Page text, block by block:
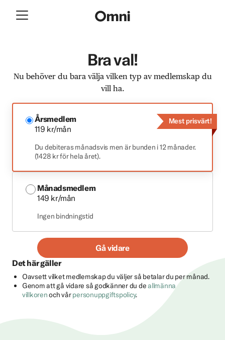
Bra val!
Nu behöver du bara välja vilken typ av medlemskap du
vill ha.
Årsmedlem
119 kr/mån
Du debiteras månadsvis men är bunden i 12 månader.
(1428 kr för hela året).
Mest prisvärt!
Månadsmedlem
149 kr/mån
Ingen bindningstid
Gå vidare
Det här gäller
Oavsett vilket medlemskap du väljer så betalar du per månad.
Genom att gå vidare så godkänner du deallmänna
villkorenoch vårpersonuppgiftspolicy.